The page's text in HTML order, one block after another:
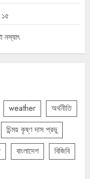
নস্যাৎ
weather
অর্থনীতি
চিন্ময় কৃষ্ণ দাস প্রভু
বাংলাদেশ
বিজিবি